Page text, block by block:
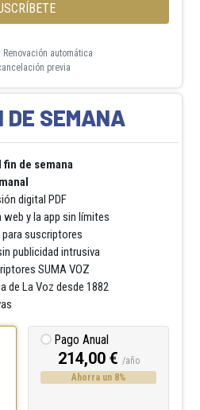
Renovación automática
previa
SEMANA
de semana
digital PDF
y la app sin límites
suscriptores
publicidad intrusiva
SUMA VOZ
de La Voz desde 1882
Pago Anual
214,00 € /año
Ahorra un 8%